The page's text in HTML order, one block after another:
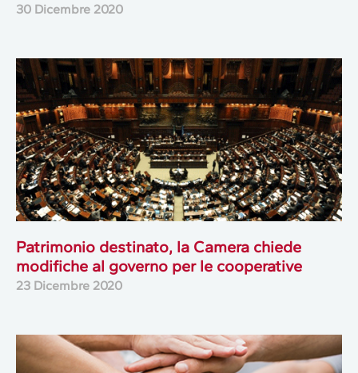
30 Dicembre 2020
Patrimonio destinato, la Camera chiede
modifiche al governo per le cooperative
23 Dicembre 2020